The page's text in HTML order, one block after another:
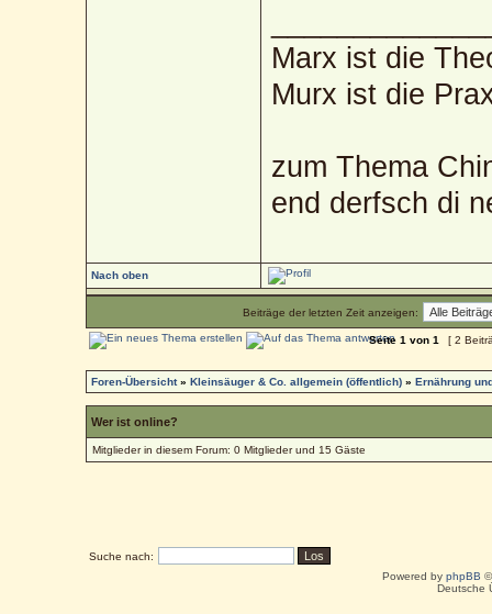
Marx ist die
Murx ist die
zum Thema
end derfsch di
Nach oben
Beiträge der letzten Zeit anzeigen:
Seite1 von1 [ 2
Foren-Übersicht»Kleinsäuger & Co. allgemein (öffentlich) »Ernährung
Wer ist online?
Mitglieder in diesem Forum: 0 Mitglieder und 15 Gäste
Suche nach:
Powered by phpBB
Deutsche